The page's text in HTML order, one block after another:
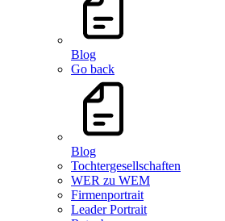
Blog
Go back
Blog
Tochtergesellschaften
WER zu WEM
Firmenportrait
Leader Portrait